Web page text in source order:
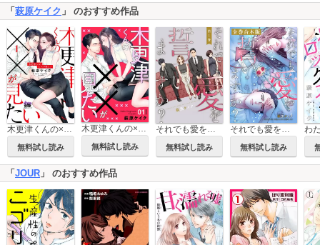
「 萩原ケイク 」 のおすすめ作品
木更津くんの××が見たい【単行本版】
無料試し読み 無料試し読み
それでも愛を誓いますか？
無料試し読み
それでも愛を誓いますか？ 【全巻合本版】
無料試し読み
「 JOUR 」 のおすすめ作品